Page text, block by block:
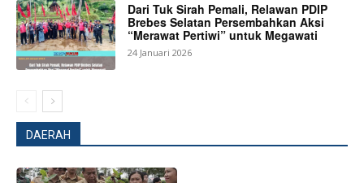
Dari Tuk Sirah Pemali, Relawan PDIP
Brebes Selatan Persembahkan Aksi
“Merawat Pertiwi” untuk Megawati
24 Januari 2026
DAERAH